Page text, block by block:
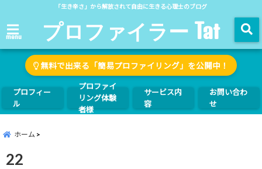
「生き辛さ」から解放されて自由に生きる心理士のブログ
menu プロファイラー Tat
無料で出来る「簡易プロファイリング」を公開中！
プロフィー
ル
プロファイ
リング体験
者様
サービス内
容
お問い合わ
せ
ホーム
22